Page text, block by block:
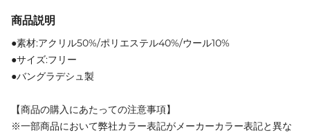
商品説明
●素材:アクリル50%/ポリエステル40%/ウール10%
●サイズ:フリー
●バングラデシュ製
【商品の購入にあたっての注意事項】
※一部商品において弊社カラー表記がメーカーカラー表記と異な